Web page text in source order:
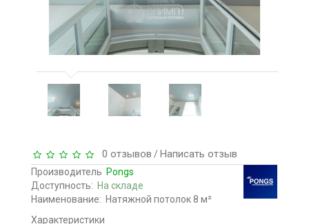
0 отзывов /Написать отзыв
Производитель Pongs
Доступность: На складе
Наименование: Натяжной потолок 8 м²
Характеристики